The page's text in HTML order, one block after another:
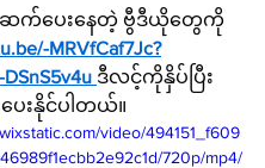
ဆက်ပေးနေတဲ့ ဗွီဒီယိုတွေကို
MRVfCaf7Jc?
DSnS5v4u ဒီလင့်ကိုနှိပ်ပြီး
ေးနိုင်ပါတယ်။
video/494151_f609
720p/mp4/